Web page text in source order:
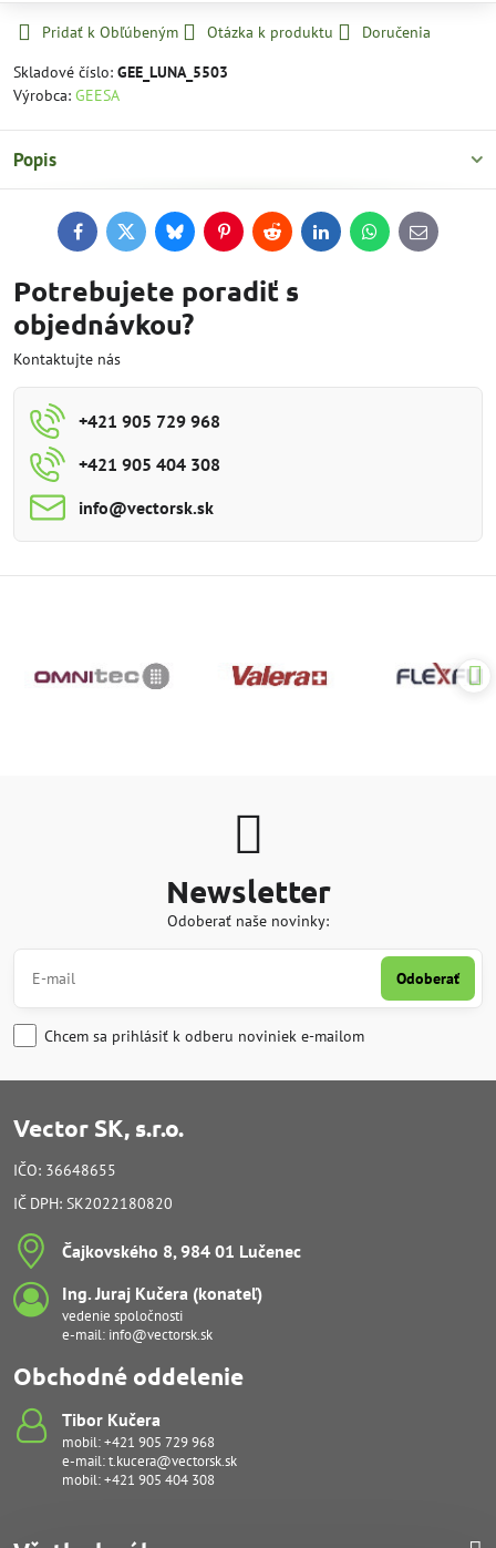
Pridať k Obľúbeným Otázka k produktu
Doručenia
Skladové číslo: GEE_LUNA_5503
Výrobca: GEESA
Popis
FacebookTwitterBlueskyPinterestReddit LinkedInWhatsApp
E-
mail
Potrebujete poradiť s
objednávkou?
Kontaktujte nás
+421 905 729 968
+421 905 404 308
info​@vectorsk​.sk
Newsletter
Odoberať naše novinky:
Odoberať
Chcem sa prihlásiť k odberu noviniek e-mailom
Vector SK, s.r.o.
IČO: 36648655
IČ DPH: SK2022180820
Čajkovského 8, 984 01 Lučenec
Ing​. Juraj Kučera (konateľ)
vedenie spoločnosti
e-mail: info@vectorsk.sk
Obchodné oddelenie
Tibor Kučera
mobil:+421 905 729 968
e-mail:t.kucera@vectorsk.sk
mobil:+421 905 404 308